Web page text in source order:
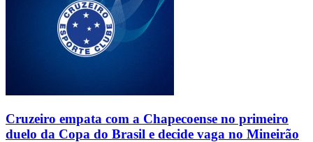
Cruzeiro empata com a Chapecoense no primeiro
duelo da Copa do Brasil e decide vaga no Mineirão